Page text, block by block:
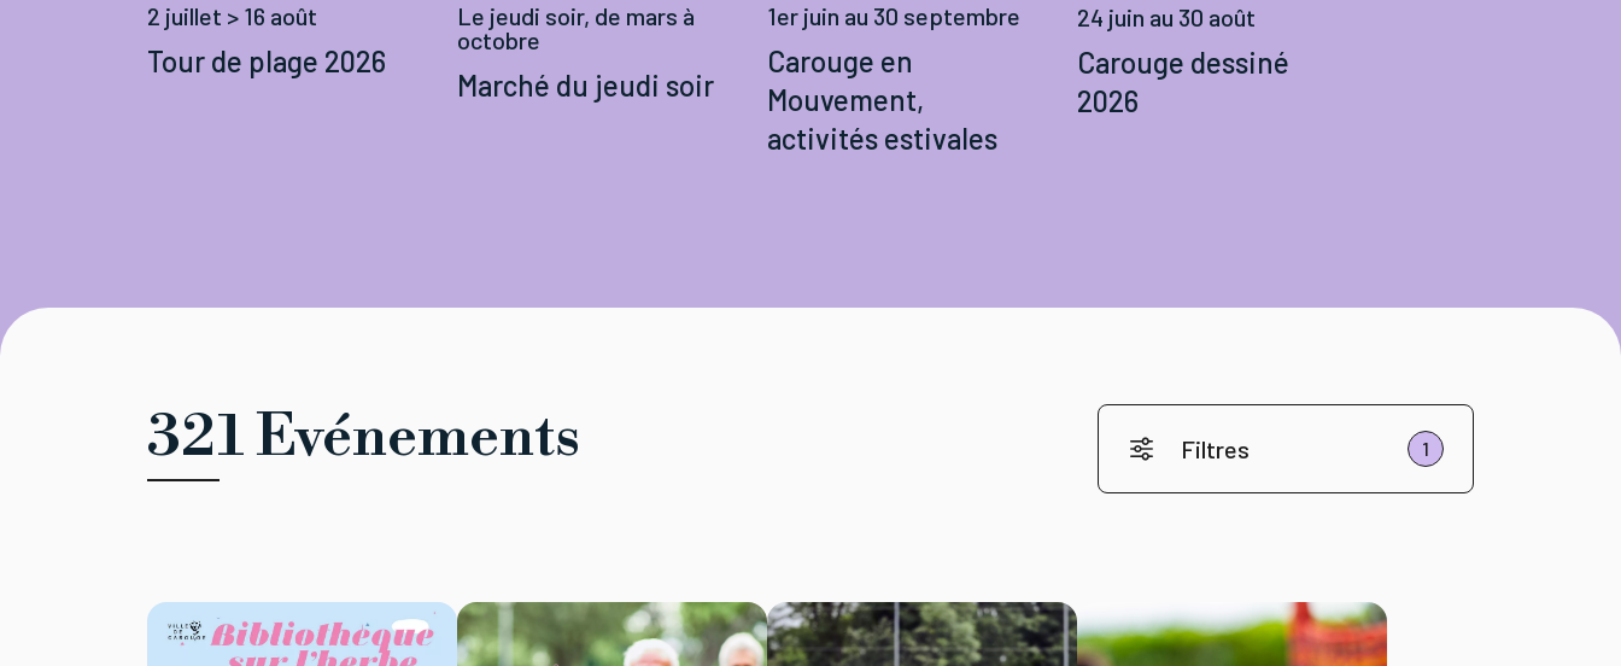
2 juillet > 16 août
Tour de plage 2026
Le jeudi soir, de mars à
octobre
Marché du jeudi soir
1er juin au 30 septembre
Carouge en
Mouvement,
activités estivales
24 juin au 30 août
Carouge dessiné
2026
321 Evénements Filtres 1